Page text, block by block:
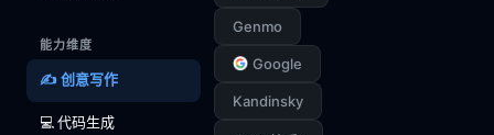
能力维度
✍️ 创意写作
💻 代码生成
Genmo
Google
Kandinsky